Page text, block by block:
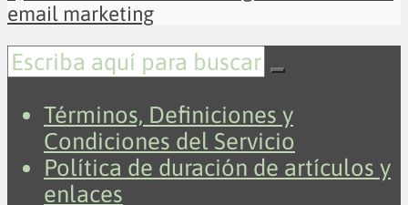
email marketing
Términos, Definiciones y
Condiciones del Servicio
Política de duración de artículos y
enlaces